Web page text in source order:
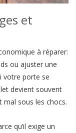
et
à réparer:
ou ajuster une
votre porte se
devient souvent
mal sous les chocs.
qu’il exige un